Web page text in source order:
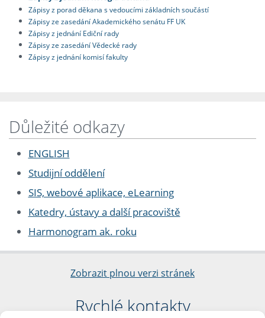
Zápisy z porad děkana s vedoucími základních součástí
Zápisy ze zasedání Akademického senátu FF UK
Zápisy z jednání Ediční rady
Zápisy ze zasedání Vědecké rady
Zápisy z jednání komisí fakulty
Důležité odkazy
ENGLISH
Studijní oddělení
SIS, webové aplikace, eLearning
Katedry, ústavy a další pracoviště
Harmonogram ak. roku
Zobrazit plnou verzi stránek
Rychlé kontakty